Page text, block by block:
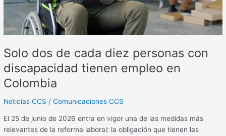
Solo dos de cada diez personas con
discapacidad tienen empleo en
Colombia
Noticias CCS /Comunicaciones CCS
El 25 de junio de 2026 entra en vigor una de las medidas más
relevantes de la reforma laboral: la obligación que tienen las
tienen
empleo
en